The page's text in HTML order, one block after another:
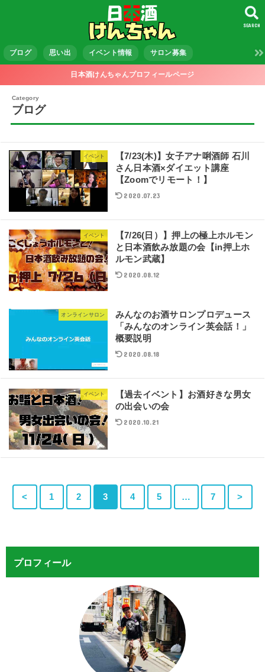
SEARCH
ブログ 思い出 イベント情報 サロン募集
日本酒けんちゃんプロフィールページ
ブログ
イベント
【7/23(木)】女子アナ唎酒師 石川
さん日本酒×ダイエット講座
【Zoomでリモート！】
2020.07.23
イベント
【7/26(日）】押上の極上ホルモン
と日本酒飲み放題の会【in押上ホ
ルモン武蔵】
2020.08.12
オンラインサロン
みんなのお酒サロンプロデュース
「みんなのオンライン英会話！」
概要説明
2020.08.18
イベント
【過去イベント】お酒好きな男女
の出会いの会
2020.10.21
< 1 2 3 4 5 … 7 >
プロフィール